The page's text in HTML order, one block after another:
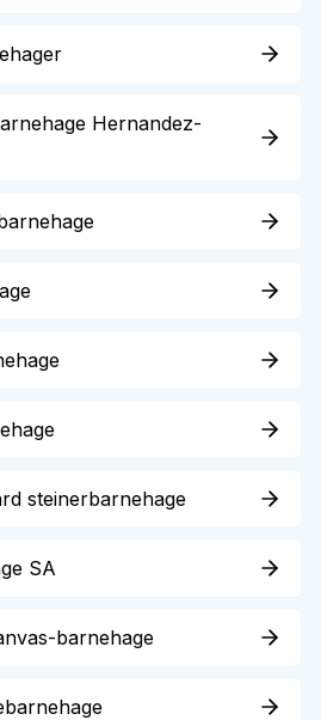
Hernandez-
steinerbarnehage
SA
barnehage